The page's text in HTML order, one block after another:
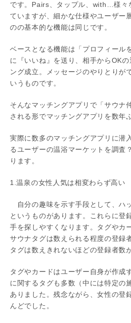
です。Pairs、タップル、with…様々
ていますが、細かな仕様やユーザー
のの基本的な機能は同じです。
ベースとなる機能は「プロフィール
に『いいね』を送り、相手からOK
ング成立。メッセージのやりとりが
いうものです。
そんなマッチングアプリで「サウナ
される形でマッチングアプリを数年
実際に数多のマッチングアプリに潜
るユーザーの温浴マーケットを調査
ります。
1.温泉の女性人気は相変わらず高い
自分の趣味を示す手段として、ハ
というものがあります。これらに登
手を探しやすくなります。タグやカ
サウナタグは数えられる程度の登録
タグは数えきれないほどの登録者数
タグやカードはユーザー自身が作成
に関するタグも多数（中には特定の
ありました。残念ながら、女性の登
んどでした。